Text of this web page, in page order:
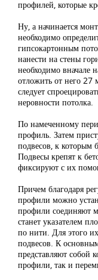
профилей, которые
Ну, а начинается
необходимо
гипсокартонным
нанести на стены
необходимо вначале
отложить от него 27
следует
неровности потолка.
По намеченному
профиль. Затем
подвесов, к которым
Подвесы крепят к
фиксируют с их
Причем благодаря
профили можно
профили соединяют
станет указателем
по нити. Для этого
подвесов. К
представляют собой
профили, так и